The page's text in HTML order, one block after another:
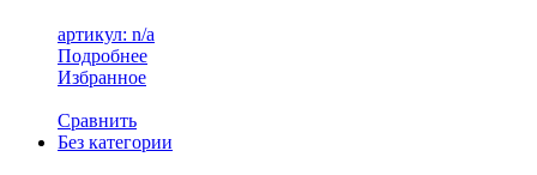
артикул: n/a
Подробнее
Избранное
Сравнить
Без категории